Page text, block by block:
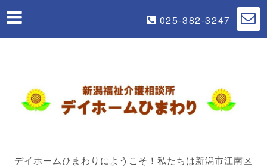
025-382-3247
デイホームひまわりにようこそ！私たちは新潟市江南区